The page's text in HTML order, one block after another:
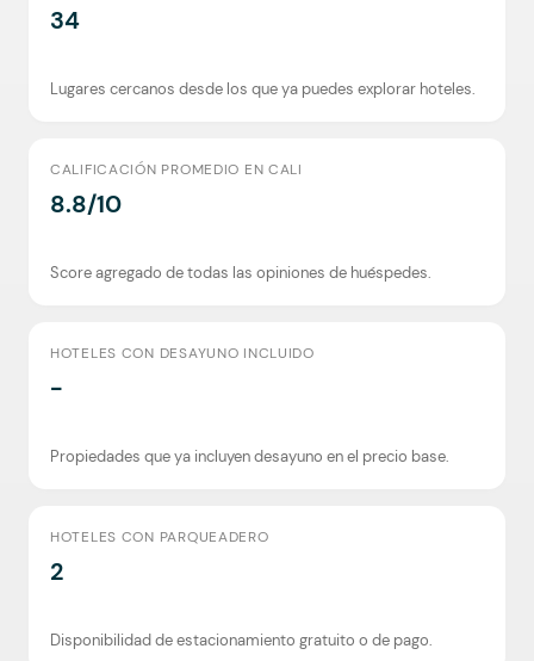
34
Lugares cercanos desde los que ya puedes explorar hoteles.
CALIFICACIÓN PROMEDIO EN CALI
8.8/10
Score agregado de todas las opiniones de huéspedes.
HOTELES CON DESAYUNO INCLUIDO
-
Propiedades que ya incluyen desayuno en el precio base.
HOTELES CON PARQUEADERO
2
Disponibilidad de estacionamiento gratuito o de pago.